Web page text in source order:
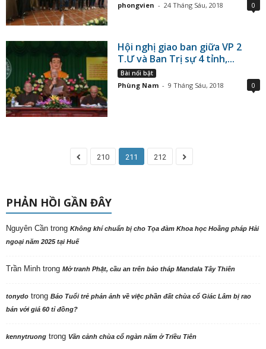
phongvien - 24 Tháng Sáu, 2018 0
Hội nghị giao ban giữa VP 2
T.Ư và Ban Trị sự 4 tỉnh,...
Bài nổi bật
Phùng Nam - 9 Tháng Sáu, 2018 0
210 211 212
PHẢN HỒI GẦN ĐÂY
Nguyên Cần trong Không khí chuẩn bị cho Tọa đàm Khoa học Hoằng pháp Hải
ngoại năm 2025 tại Huế
Trần Minh trong Mở tranh Phật, cầu an trên bảo tháp Mandala Tây Thiên
tonydo trong Báo Tuổi trẻ phản ảnh về việc phần đất chùa cổ Giác Lâm bị rao
bán với giá 60 tỉ đồng?
kennytruong trong Vãn cảnh chùa cổ ngàn năm ở Triều Tiên